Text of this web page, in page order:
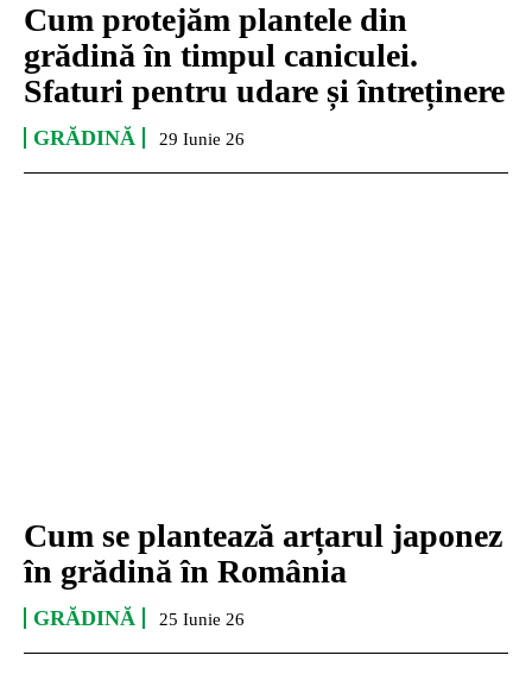
Cum protejăm plantele din
grădină în timpul caniculei.
Sfaturi pentru udare și întreținere
GRĂDINĂ 29 Iunie 26
Cum se plantează arțarul japonez
în grădină în România
GRĂDINĂ 25 Iunie 26